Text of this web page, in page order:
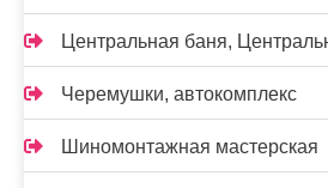
Центральная баня,
Черемушки, автокомплекс
Шиномонтажная мастерская